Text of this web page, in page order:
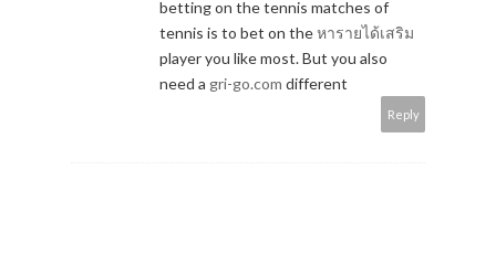
betting on the tennis matches of
tennis is to bet on theหารายได้เสริม
player you like most. But you also
need a gri-go.com different
Reply